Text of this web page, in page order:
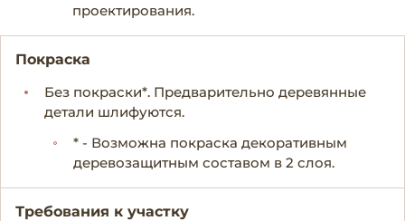
проектирования.
Покраска
Без покраски*. Предварительно деревянные
детали шлифуются.
* - Возможна покраска декоративным
деревозащитным составом в 2 слоя.
Требования к участку